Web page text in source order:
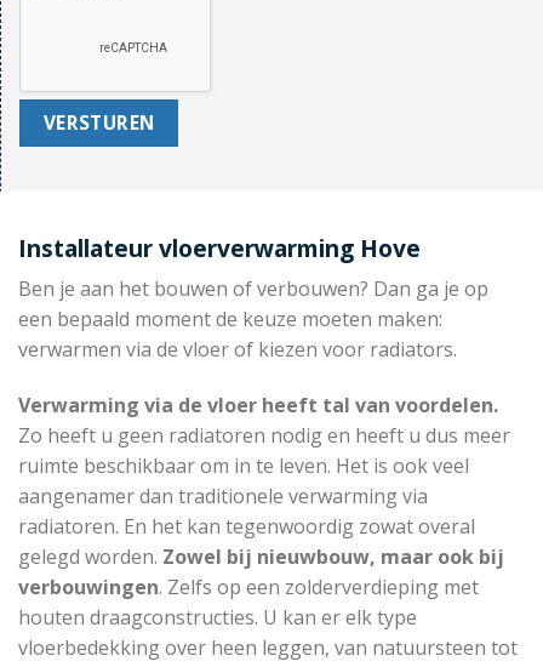
Installateur vloerverwarming Hove
Ben je aan het bouwen of verbouwen? Dan ga je op
een bepaald moment de keuze moeten maken:
verwarmen via de vloer of kiezen voor radiators.
Verwarming via de vloer heeft tal van voordelen.
Zo heeft u geen radiatoren nodig en heeft u dus meer
ruimte beschikbaar om in te leven. Het is ook veel
aangenamer dan traditionele verwarming via
radiatoren. En het kan tegenwoordig zowat overal
gelegd worden. Zowel bij nieuwbouw, maar ook bij
verbouwingen. Zelfs op een zolderverdieping met
houten draagconstructies. U kan er elk type
vloerbedekking over heen leggen, van natuursteen tot